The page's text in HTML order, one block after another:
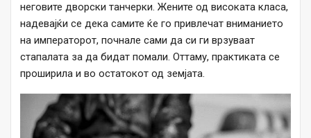
неговите дворски танчерки. Жените од високата класа,
надевајќи се дека самите ќе го привлечат вниманието
на императорот, почнале сами да си ги врзуваат
стапалата за да бидат помали. Оттаму, практиката се
проширила и во остатокот од земјата.